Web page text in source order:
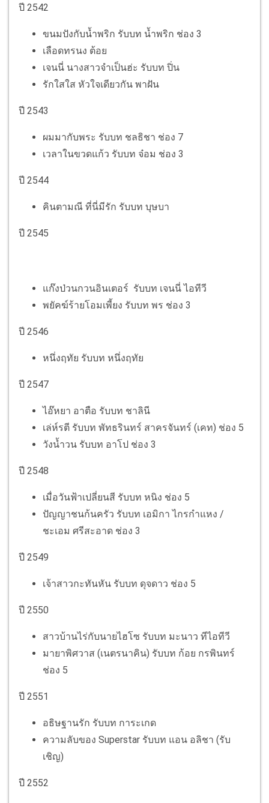
ปี 2542
ขนมปังกับน้ำพริก รับบท น้ำพริก ช่อง 3
เลือดทรนง ต้อย
เจนนี่ นางสาวจำเป็นฮ่ะ รับบท ปิ่น
รักใสใส หัวใจเดียวกัน พาฝัน
ปี 2543
ผมมากับพระ รับบท ชลธิชา ช่อง 7
เวลาในขวดแก้ว รับบท จ๋อม ช่อง 3
ปี 2544
คินตามณี ที่นี่มีรัก รับบท บุษบา
ปี 2545
แก๊งป่วนกวนอินเตอร์ รับบท เจนนี่ ไอทีวี
พยัคฆ์ร้ายโอมเพี้ยง รับบท พร ช่อง 3
ปี 2546
หนึ่งฤทัย รับบท หนึ่งฤทัย
ปี 2547
ไอ๊หยา อาตือ รับบท ชาลินี
เล่ห์รตี รับบท พัทธรินทร์​ สาครจันทร์​ (เคท)​ ช่อง 5
วังน้ำวน รับบท อาโป ช่อง 3
ปี 2548
เมื่อวันฟ้าเปลี่ยนสี รับบท หนิง ช่อง 5
ปัญญาชนก้นครัว รับบท เอมิกา ไกรกำแหง​ /
ชะเอม ศรีสะอาด ช่อง 3
ปี 2549
เจ้าสาวกะทันหัน รับบท ดุจดาว ช่อง 5
ปี 2550
สาวบ้านไร่กับนายไฮโซ รับบท มะนาว ทีไอทีวี
มายาพิศวาส (เนตรนาคิน) รับบท ก้อย กรพินทร์
ช่อง 5
ปี 2551
อธิษฐานรัก รับบท การะเกด
ความลับของ Superstar รับบท แอน อลิชา (รับ
เชิญ)
ปี 2552